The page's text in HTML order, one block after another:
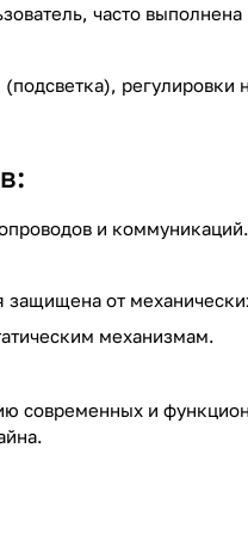
часто выполнена
регулировки
и коммуникаций.
защищена от
механизмам.
современных и